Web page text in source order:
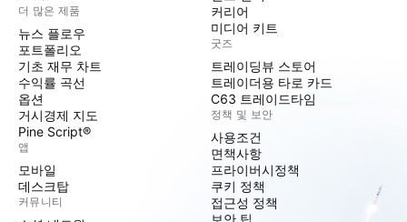
더 많은 제품
뉴스 플로우
포트폴리오
기초 재무 차트
수익률 곡선
옵션
거시경제 지도
Pine Script®
앱
모바일
데스크탑
커뮤니티
커리어
미디어 키트
굿즈
트레이딩뷰 스토어
트레이더용 타로 카드
C63 트레이드타임
정책 및 보안
사용조건
면책사항
프라이버시정책
쿠키 정책
접근성 정책
보안 팁